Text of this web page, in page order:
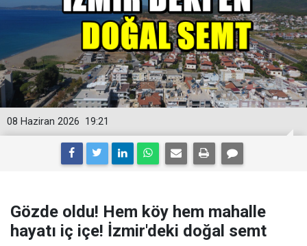
19:21
08 Haziran 2026
Gözde oldu! Hem köy hem mahalle
hayatı iç içe! İzmir'deki doğal semt